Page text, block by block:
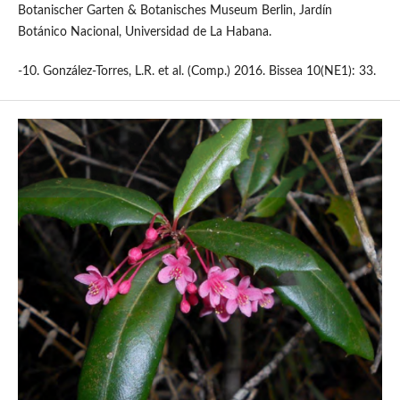
Botanischer Garten & Botanisches Museum Berlin, Jardín
Botánico Nacional, Universidad de La Habana.
-10. González-Torres, L.R. et al. (Comp.) 2016. Bissea 10(NE1): 33.